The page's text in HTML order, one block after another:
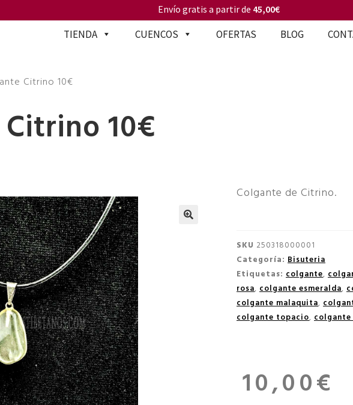
TIENDA CUENCOS OFERTAS BLOG
Envío gratis a partir de 45,00€
Citrino 10€
10€
Colgante de Citrino.
SKU 250318000001
Categoría: Bisuteria
Etiquetas: colgante,
rosa, colgante esmeralda,
colgante malaquita,
colgante topacio,
10,00€